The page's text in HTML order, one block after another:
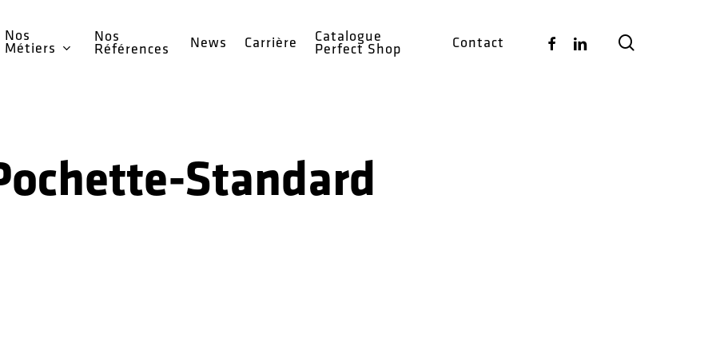
Nos
Métiers
Nos
Références
News Carrière
Catalogue
Perfect Shop
Contact FacebookLinkedin
Standard